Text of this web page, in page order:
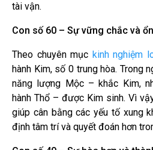
tài vận.
Con số 60 – Sự vững chắc và
Theo chuyên mục kinh nghiệm
hành Kim, số 0 trung hòa. Trong
năng lượng Mộc – khắc Kim,
hành Thổ – được Kim sinh. Vì
giúp cân bằng các yếu tố xung
định tâm trí và quyết đoán hơn